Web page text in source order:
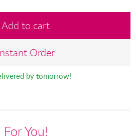
Add to cart
Order
by tomorrow!
For You!